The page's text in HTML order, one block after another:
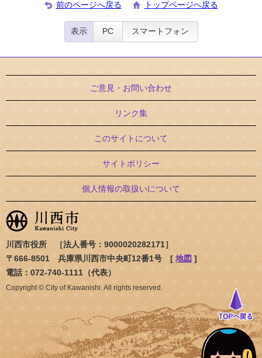
前のページへ戻る トップページへ戻る
表示 PC スマートフォン
ご意見・お問い合わせ
リンク集
このサイトについて
サイトポリシー
個人情報の取扱いについて
川西市役所 ［法人番号：9000020282171］
〒666-8501 兵庫県川西市中央町12番1号 [ 地図 ]
電話：072-740-1111（代表）
Copyright © City of Kawanishi. All rights reserved.